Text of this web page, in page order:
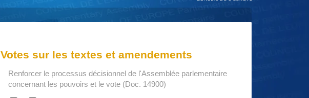
Votes sur les textes et amendements
Renforcer le processus décisionnel de l'Assemblée parlementaire
concernant les pouvoirs et le vote (Doc. 14900)